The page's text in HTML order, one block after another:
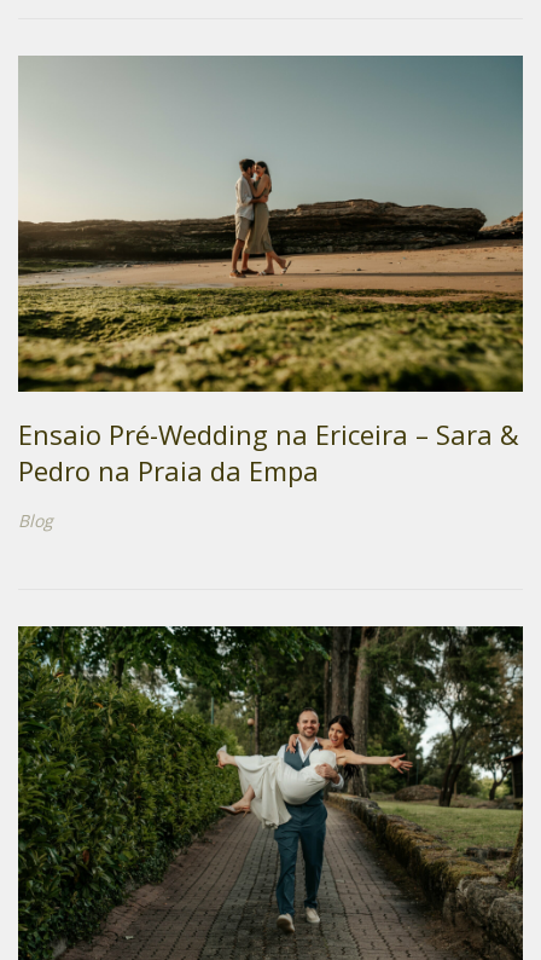
Ensaio Pré-Wedding na Ericeira – Sara &
Pedro na Praia da Empa
Blog